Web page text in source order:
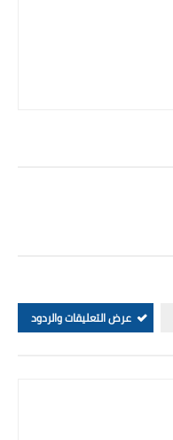
عرض التعليقات والردود